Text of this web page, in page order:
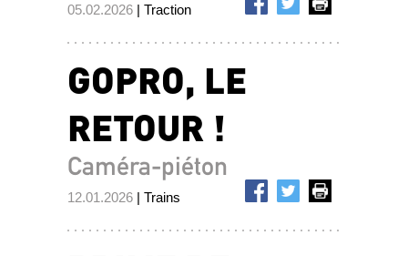
05.02.2026 | Traction
GOPRO, LE
RETOUR !
Caméra-piéton
12.01.2026 | Trains